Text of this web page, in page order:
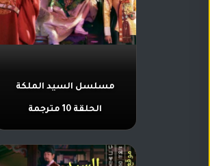
مسلسل السيد الملكة
الحلقة 10 مترجمة